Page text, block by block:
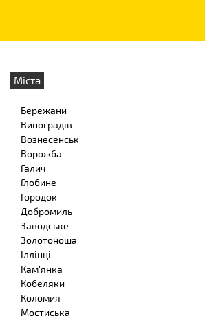
Міста
Бережани
Виноградів
Вознесенськ
Ворожба
Галич
Глобине
Городок
Добромиль
Заводське
Золотоноша
Іллінці
Кам'янка
Кобеляки
Коломия
Мостиська